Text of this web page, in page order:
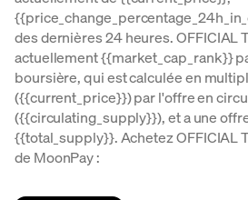
des dernières 24 heures. OFFICIAL
actuellement {{market_cap_rank}}
boursière, qui est calculée en
({{current_price}}) par l'offre en
({{circulating_supply}}), et a une
{{total_supply}}. Achetez OFFICIAL
de MoonPay :